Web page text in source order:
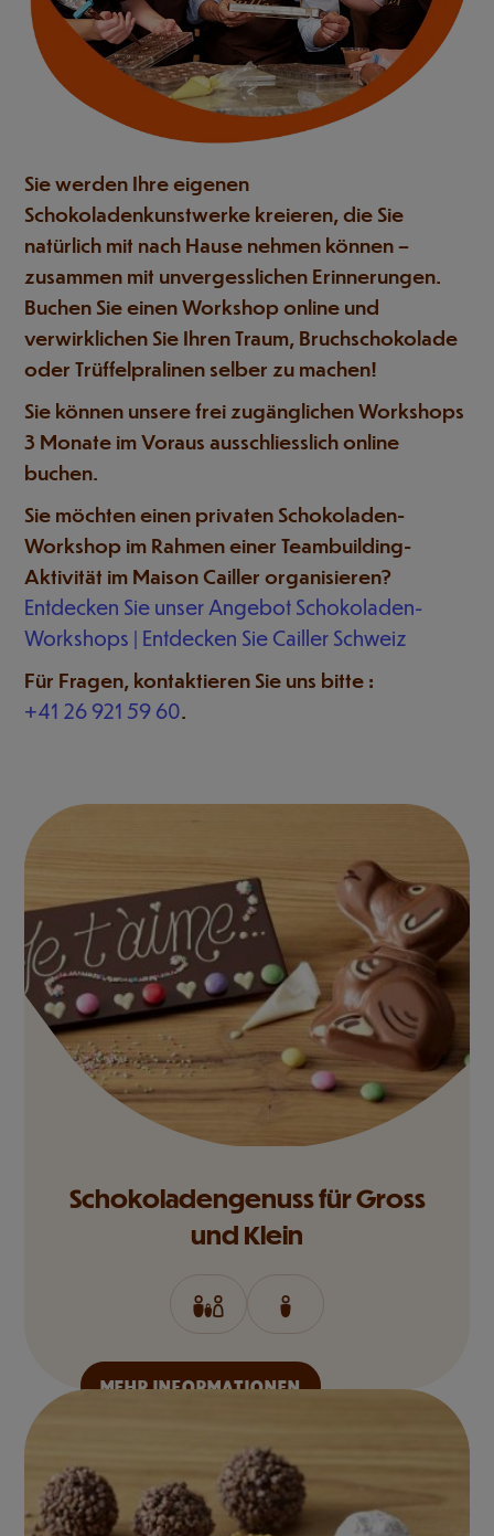
Sie werden Ihre eigenen
Schokoladenkunstwerke kreieren, die Sie
natürlich mit nach Hause nehmen können –
zusammen mit unvergesslichen Erinnerungen.
Buchen Sie einen Workshop online und
verwirklichen Sie Ihren Traum, Bruchschokolade
oder Trüffelpralinen selber zu machen!
Sie können unsere frei zugänglichen Workshops
3 Monate im Voraus ausschliesslich online
buchen.
Sie möchten einen privaten Schokoladen-
Workshop im Rahmen einer Teambuilding-
Aktivität im Maison Cailler organisieren?
Entdecken Sie unser Angebot Schokoladen-
Workshops | Entdecken Sie Cailler Schweiz
Für Fragen, kontaktieren Sie uns bitte :
+41 26 921 59 60.
Schokoladengenuss für Gross
und Klein
MEHR INFORMATIONEN